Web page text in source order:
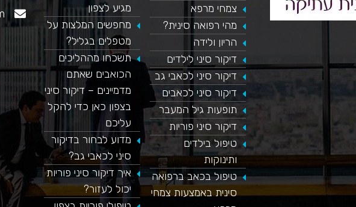
צמחי מרפא
מהי רפואה סינית?
הריון ולידה
דיקור סיני לילדים
דיקור סיני לכאבי גב
דיקור סיני לכאבים
תופעות גיל המעבר
דיקור סיני פוריות
טיפול בילדים
ותינוקות
טיפול בכאב ברפואה
סינית באמצעות צמחי
מגיע לצפון
מחפשים המלצות על
מטפלים בגליל?
תשכחו מההליכים
הכואבים שאתם
מדמיינים – דיקור סיני
בצפון כאן כדי להקל
עליכם
מדוע לבחור בדיקור
סיני לכאבי גב?
איך דיקור סיני פוריות
יכול לעזור?